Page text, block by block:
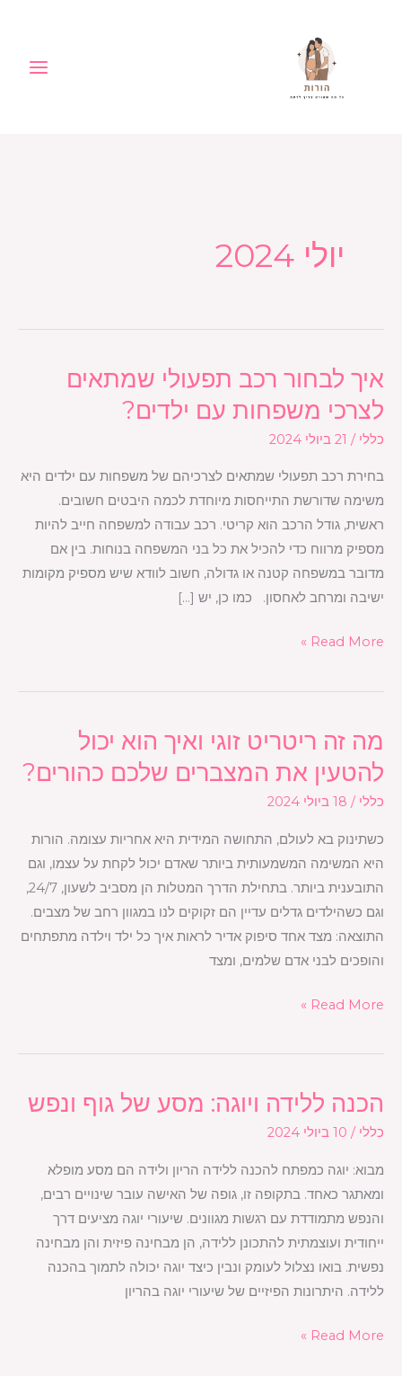
יולי 2024
איך לבחור רכב תפעולי שמתאים
לצרכי משפחות עם ילדים?
כללי / 21 ביולי 2024
בחירת רכב תפעולי שמתאים לצרכיהם של משפחות עם ילדים היא
משימה שדורשת התייחסות מיוחדת לכמה היבטים חשובים.
ראשית, גודל הרכב הוא קריטי. רכב עבודה למשפחה חייב להיות
מספיק מרווח כדי להכיל את כל בני המשפחה בנוחות. בין אם
מדובר במשפחה קטנה או גדולה, חשוב לוודא שיש מספיק מקומות
ישיבה ומרחב לאחסון. כמו כן, יש […]
איך
לבחור
רכב
תפעולי
שמתאים
לצרכי
משפחות
עם
ילדים?
Read More »
מה זה ריטריט זוגי ואיך הוא יכול
להטעין את המצברים שלכם כהורים?
כללי / 18 ביולי 2024
כשתינוק בא לעולם, התחושה המידית היא אחריות עצומה. הורות
היא המשימה המשמעותית ביותר שאדם יכול לקחת על עצמו, וגם
התובענית ביותר. בתחילת הדרך המטלות הן מסביב לשעון, 24/7,
וגם כשהילדים גדלים עדיין הם זקוקים לנו במגוון רחב של מצבים.
התוצאה: מצד אחד סיפוק אדיר לראות איך כל ילד וילדה מתפתחים
והופכים לבני אדם שלמים, ומצד
מה
זה
ריטריט
זוגי
ואיך
הוא
יכול
להטעין
את
המצברים
כהורים?
Read More »
הכנה ללידה ויוגה: מסע של גוף ונפש
כללי / 10 ביולי 2024
מבוא: יוגה כמפתח להכנה ללידה הריון ולידה הם מסע מופלא
ומאתגר כאחד. בתקופה זו, גופה של האישה עובר שינויים רבים,
והנפש מתמודדת עם רגשות מגוונים. שיעורי יוגה מציעים דרך
ייחודית ועוצמתית להתכונן ללידה, הן מבחינה פיזית והן מבחינה
נפשית. בואו נצלול לעומק ונבין כיצד יוגה יכולה לתמוך בהכנה
ללידה. היתרונות הפיזיים של שיעורי יוגה בהריון
הכנה
ללידה
מסע
של
גוף
ונפש
Read More »